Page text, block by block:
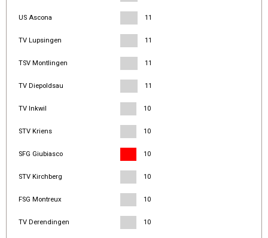
US Ascona 11
TV Lupsingen 11
TSV Montlingen 11
TV Diepoldsau 11
TV Inkwil 10
STV Kriens 10
SFG Giubiasco 10
STV Kirchberg 10
FSG Montreux 10
TV Derendingen 10